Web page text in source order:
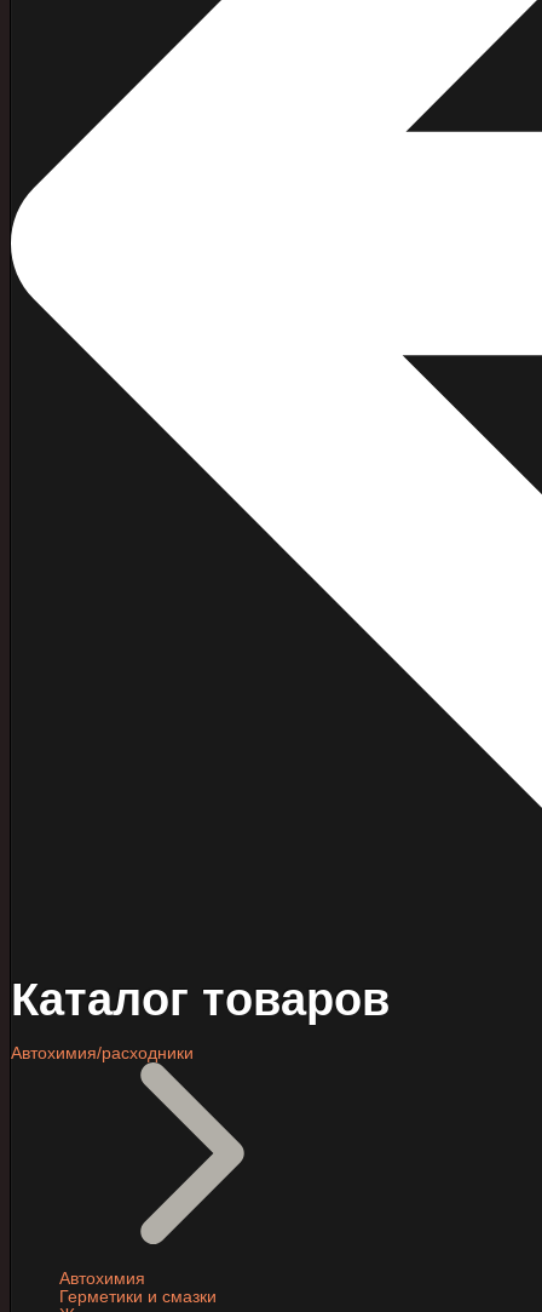
Каталог товаров
Автохимия/расходники
Автохимия
Герметики и смазки